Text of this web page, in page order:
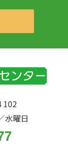
102
水曜日